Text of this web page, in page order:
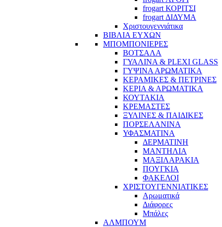
frogart ΚΟΡΙΤΣΙ
frogart ΔΙΔΥΜΑ
Χριστουγεννιάτικα
ΒΙΒΛΙΑ ΕΥΧΩΝ
ΜΠΟΜΠΟΝΙΕΡΕΣ
ΒΟΤΣΑΛΑ
ΓΥΑΛΙΝΑ & PLEXI GLASS
ΓΥΨΙΝΑ ΑΡΩΜΑΤΙΚΑ
ΚΕΡΑΜΙΚΕΣ & ΠΕΤΡΙΝΕΣ
ΚΕΡΙΑ & ΑΡΩΜΑΤΙΚΑ
ΚΟΥΤΑΚΙΑ
ΚΡΕΜΑΣΤΕΣ
ΞΥΛΙΝΕΣ & ΠΑΙΔΙΚΕΣ
ΠΟΡΣΕΛΑΝΙΝΑ
ΥΦΑΣΜΑΤΙΝA
ΔΕΡΜΑΤΙΝΗ
ΜΑΝΤΗΛΙΑ
ΜΑΞΙΛΑΡΑΚΙΑ
ΠΟΥΓΚΙΑ
ΦΑΚΕΛΟΙ
ΧΡΙΣΤΟΥΓΕΝΝΙΑΤΙΚΕΣ
Αρωματικά
Διάφορες
Μπάλες
ΑΛΜΠΟΥΜ